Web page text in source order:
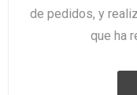
de pedidos, y
que ha